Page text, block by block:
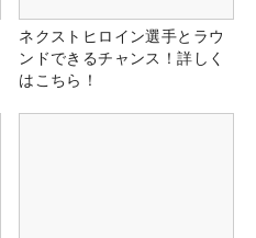
ネクストヒロイン選手とラウ
ンドできるチャンス！詳しく
はこちら！